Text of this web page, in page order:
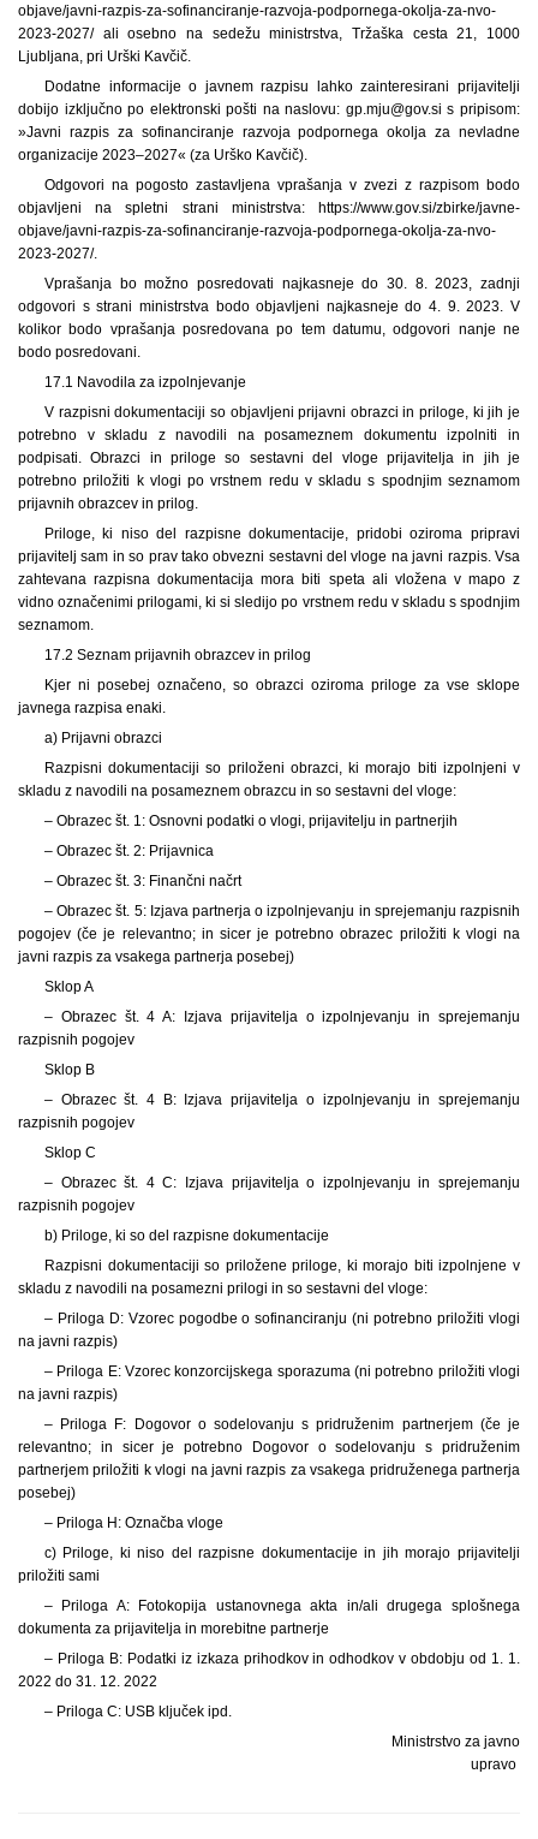
objave/javni-razpis-za-sofinanciranje-razvoja-podpornega-okolja-za-nvo-
2023-2027/ ali osebno na sedežu ministrstva, Tržaška cesta 21, 1000
Ljubljana, pri Urški Kavčič.
Dodatne informacije o javnem razpisu lahko zainteresirani prijavitelji
dobijo izključno po elektronski pošti na naslovu: gp.mju@gov.si s pripisom:
»Javni razpis za sofinanciranje razvoja podpornega okolja za nevladne
organizacije 2023–2027« (za Urško Kavčič).
Odgovori na pogosto zastavljena vprašanja v zvezi z razpisom bodo
objavljeni na spletni strani ministrstva: https://www.gov.si/zbirke/javne-
objave/javni-razpis-za-sofinanciranje-razvoja-podpornega-okolja-za-nvo-
2023-2027/.
Vprašanja bo možno posredovati najkasneje do 30. 8. 2023, zadnji
odgovori s strani ministrstva bodo objavljeni najkasneje do 4. 9. 2023. V
kolikor bodo vprašanja posredovana po tem datumu, odgovori nanje ne
bodo posredovani.
17.1 Navodila za izpolnjevanje
V razpisni dokumentaciji so objavljeni prijavni obrazci in priloge, ki jih je
potrebno v skladu z navodili na posameznem dokumentu izpolniti in
podpisati. Obrazci in priloge so sestavni del vloge prijavitelja in jih je
potrebno priložiti k vlogi po vrstnem redu v skladu s spodnjim seznamom
prijavnih obrazcev in prilog.
Priloge, ki niso del razpisne dokumentacije, pridobi oziroma pripravi
prijavitelj sam in so prav tako obvezni sestavni del vloge na javni razpis. Vsa
zahtevana razpisna dokumentacija mora biti speta ali vložena v mapo z
vidno označenimi prilogami, ki si sledijo po vrstnem redu v skladu s spodnjim
seznamom.
17.2 Seznam prijavnih obrazcev in prilog
Kjer ni posebej označeno, so obrazci oziroma priloge za vse sklope
javnega razpisa enaki.
a) Prijavni obrazci
Razpisni dokumentaciji so priloženi obrazci, ki morajo biti izpolnjeni v
skladu z navodili na posameznem obrazcu in so sestavni del vloge:
– Obrazec št. 1: Osnovni podatki o vlogi, prijavitelju in partnerjih
– Obrazec št. 2: Prijavnica
– Obrazec št. 3: Finančni načrt
– Obrazec št. 5: Izjava partnerja o izpolnjevanju in sprejemanju razpisnih
pogojev (če je relevantno; in sicer je potrebno obrazec priložiti k vlogi na
javni razpis za vsakega partnerja posebej)
Sklop A
– Obrazec št. 4 A: Izjava prijavitelja o izpolnjevanju in sprejemanju
razpisnih pogojev
Sklop B
– Obrazec št. 4 B: Izjava prijavitelja o izpolnjevanju in sprejemanju
razpisnih pogojev
Sklop C
– Obrazec št. 4 C: Izjava prijavitelja o izpolnjevanju in sprejemanju
razpisnih pogojev
b) Priloge, ki so del razpisne dokumentacije
Razpisni dokumentaciji so priložene priloge, ki morajo biti izpolnjene v
skladu z navodili na posamezni prilogi in so sestavni del vloge:
– Priloga D: Vzorec pogodbe o sofinanciranju (ni potrebno priložiti vlogi
na javni razpis)
– Priloga E: Vzorec konzorcijskega sporazuma (ni potrebno priložiti vlogi
na javni razpis)
– Priloga F: Dogovor o sodelovanju s pridruženim partnerjem (če je
relevantno; in sicer je potrebno Dogovor o sodelovanju s pridruženim
partnerjem priložiti k vlogi na javni razpis za vsakega pridruženega partnerja
posebej)
– Priloga H: Označba vloge
c) Priloge, ki niso del razpisne dokumentacije in jih morajo prijavitelji
priložiti sami
– Priloga A: Fotokopija ustanovnega akta in/ali drugega splošnega
dokumenta za prijavitelja in morebitne partnerje
– Priloga B: Podatki iz izkaza prihodkov in odhodkov v obdobju od 1. 1.
2022 do 31. 12. 2022
– Priloga C: USB ključek ipd.
Ministrstvo za javno
upravo